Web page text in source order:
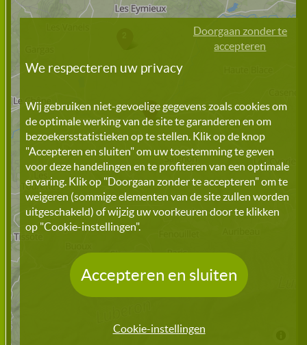
Doorgaan zonder te
accepteren
We respecteren uw privacy
Wij gebruiken niet-gevoelige gegevens zoals cookies om
de optimale werking van de site te garanderen en om
bezoekersstatistieken op te stellen. Klik op de knop
"Accepteren en sluiten" om uw toestemming te geven
voor deze handelingen en te profiteren van een optimale
ervaring. Klik op "Doorgaan zonder te accepteren" om te
weigeren (sommige elementen van de site zullen worden
uitgeschakeld) of wijzig uw voorkeuren door te klikken
op "Cookie-instellingen".
Cookie-instellingen
Accepteren en sluiten